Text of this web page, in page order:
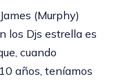
(Murphy)
los Djs estrella es
cuando
años, teníamos